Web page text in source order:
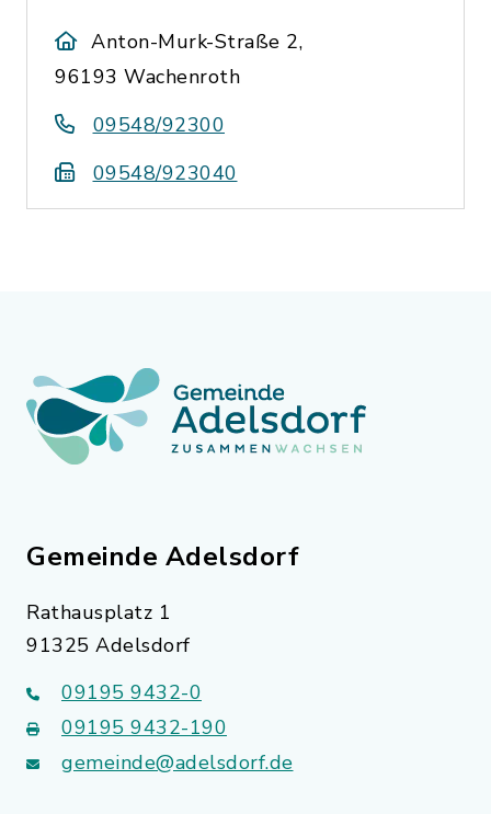
Anton-Murk-Straße 2,
96193 Wachenroth
09548/92300
09548/923040
Gemeinde Adelsdorf
Rathausplatz 1
91325 Adelsdorf
09195 9432-0
09195 9432-190
gemeinde@adelsdorf.de